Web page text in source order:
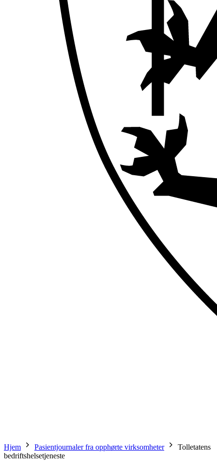
Hjem Pasientjournaler fra opphørte virksomheter
Tolletatens
bedriftshelsetjeneste